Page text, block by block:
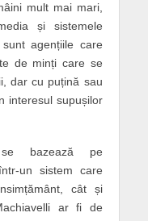
mult mai mari,
și sistemele
agențiile care
de minți care se
dar cu puțină sau
interesul supușilor
se bazează pe
un sistem care
cât și
ar fi de